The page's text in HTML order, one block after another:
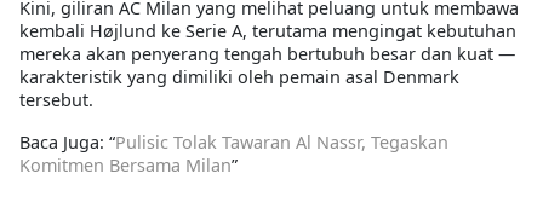
Kini, giliran AC Milan yang melihat peluang untuk membawa
kembali Højlund ke Serie A, terutama mengingat kebutuhan
mereka akan penyerang tengah bertubuh besar dan kuat —
karakteristik yang dimiliki oleh pemain asal Denmark
tersebut.
Baca Juga: “Pulisic Tolak Tawaran Al Nassr, Tegaskan
Komitmen Bersama Milan”